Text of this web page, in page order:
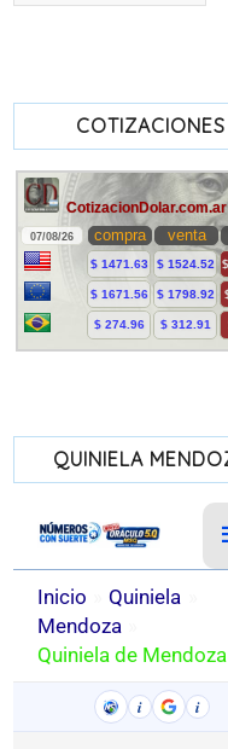
COTIZACIONES
QUINIELA